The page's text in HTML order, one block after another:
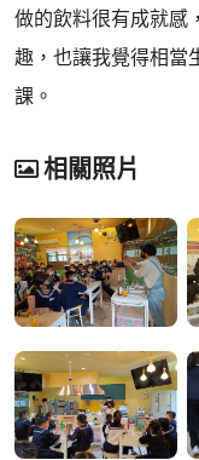
做的飲料很有成就感
趣，也讓我覺得相當
課。
相關照片